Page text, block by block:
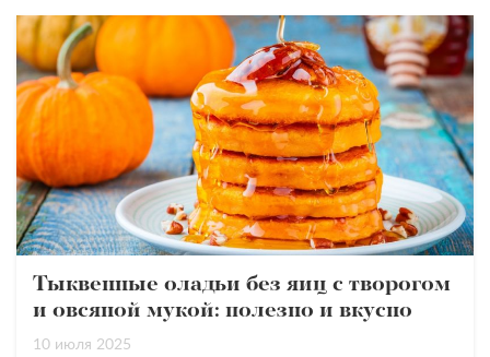
Тыквенные оладьи без яиц с творогом
и овсяной мукой: полезно и вкусно
10 июля 2025